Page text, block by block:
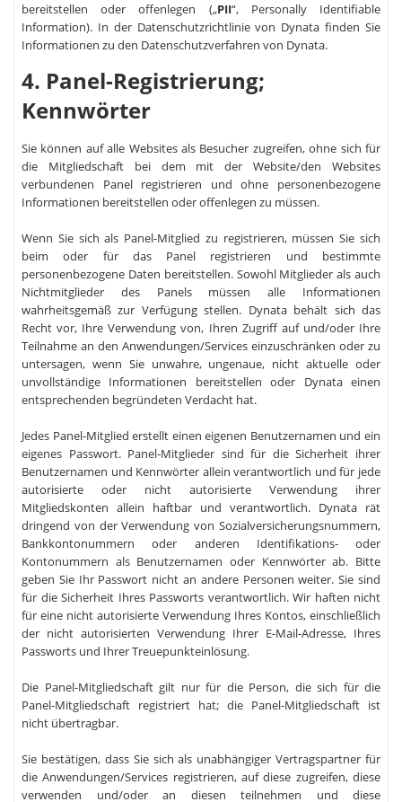
bereitstellen oder offenlegen („PII“, Personally Identifiable
Information). In der Datenschutzrichtlinie von Dynata finden Sie
Informationen zu den Datenschutzverfahren von Dynata.
4. Panel-Registrierung;
Kennwörter
Sie können auf alle Websites als Besucher zugreifen, ohne sich für
die Mitgliedschaft bei dem mit der Website/den Websites
verbundenen Panel registrieren und ohne personenbezogene
Informationen bereitstellen oder offenlegen zu müssen.
Wenn Sie sich als Panel-Mitglied zu registrieren, müssen Sie sich
beim oder für das Panel registrieren und bestimmte
personenbezogene Daten bereitstellen. Sowohl Mitglieder als auch
Nichtmitglieder des Panels müssen alle Informationen
wahrheitsgemäß zur Verfügung stellen. Dynata behält sich das
Recht vor, Ihre Verwendung von, Ihren Zugriff auf und/oder Ihre
Teilnahme an den Anwendungen/Services einzuschränken oder zu
untersagen, wenn Sie unwahre, ungenaue, nicht aktuelle oder
unvollständige Informationen bereitstellen oder Dynata einen
entsprechenden begründeten Verdacht hat.
Jedes Panel-Mitglied erstellt einen eigenen Benutzernamen und ein
eigenes Passwort. Panel-Mitglieder sind für die Sicherheit ihrer
Benutzernamen und Kennwörter allein verantwortlich und für jede
autorisierte oder nicht autorisierte Verwendung ihrer
Mitgliedskonten allein haftbar und verantwortlich. Dynata rät
dringend von der Verwendung von Sozialversicherungsnummern,
Bankkontonummern oder anderen Identifikations- oder
Kontonummern als Benutzernamen oder Kennwörter ab. Bitte
geben Sie Ihr Passwort nicht an andere Personen weiter. Sie sind
für die Sicherheit Ihres Passworts verantwortlich. Wir haften nicht
für eine nicht autorisierte Verwendung Ihres Kontos, einschließlich
der nicht autorisierten Verwendung Ihrer E-Mail-Adresse, Ihres
Passworts und Ihrer Treuepunkteinlösung.
Die Panel-Mitgliedschaft gilt nur für die Person, die sich für die
Panel-Mitgliedschaft registriert hat; die Panel-Mitgliedschaft ist
nicht übertragbar.
Sie bestätigen, dass Sie sich als unabhängiger Vertragspartner für
die Anwendungen/Services registrieren, auf diese zugreifen, diese
verwenden und/oder an diesen teilnehmen und diese